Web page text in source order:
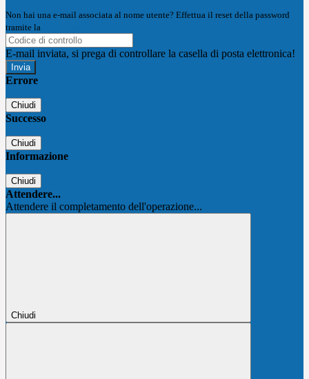
Non hai una e-mail associata al nome utente? Effettua il reset della password
tramite la
E-mail inviata, si prega di controllare la casella di posta elettronica!
Errore
Chiudi
Successo
Chiudi
Informazione
Chiudi
Attendere...
Attendere il completamento dell'operazione...
Chiudi